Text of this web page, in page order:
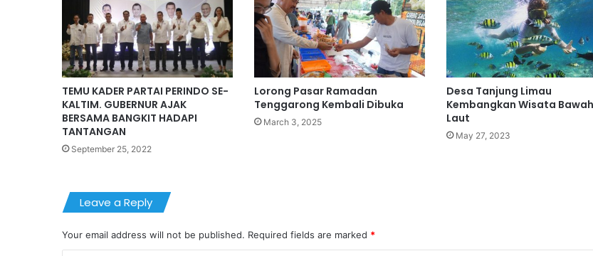
TEMU KADER PARTAI PERINDO SE-
KALTIM. GUBERNUR AJAK
BERSAMA BANGKIT HADAPI
TANTANGAN
September 25, 2022
Lorong Pasar Ramadan
Tenggarong Kembali Dibuka
March 3, 2025
Desa Tanjung Limau
Kembangkan Wisata Bawah
Laut
May 27, 2023
Leave a Reply
Your email address will not be published. Required fields are marked *